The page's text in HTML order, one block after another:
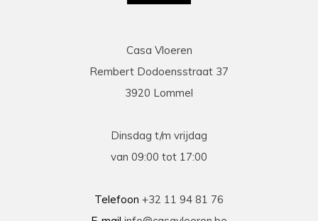
Casa Vloeren
Rembert Dodoensstraat 37
3920 Lommel
Dinsdag t/m vrijdag
van 09:00 tot 17:00
Telefoon +32 11 94 81 76